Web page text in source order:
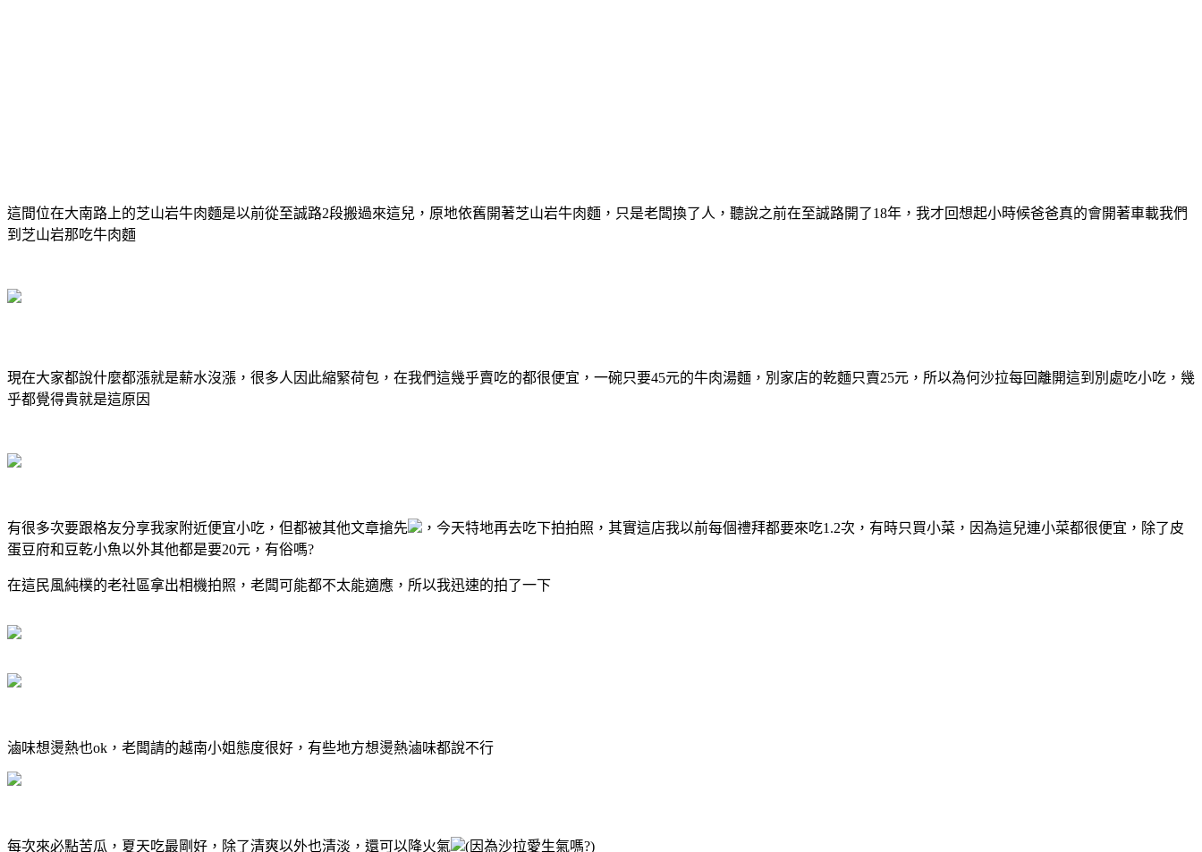
這間位在大南路上的芝山岩牛肉麵是以前從至誠路2段搬過來這兒，原地依舊開著芝山岩牛肉麵，只是老闆換了人，聽說之前在至誠路開了18年，我才回想起小時候爸爸真的會開著車載我們
到芝山岩那吃牛肉麵
現在大家都說什麼都漲就是薪水沒漲，很多人因此縮緊荷包，在我們這幾乎賣吃的都很便宜，一碗只要45元的牛肉湯麵，別家店的乾麵只賣25元，所以為何沙拉每回離開這到別處吃小吃，幾
乎都覺得貴就是這原因
有很多次要跟格友分享我家附近便宜小吃，但都被其他文章搶先
，今天特地再去吃下拍拍照，其實這店我以前每個禮拜都要來吃1.2次，有時只買小菜，因為這兒連小菜都很便宜，除了皮
蛋豆府和豆乾小魚以外其他都是要20元，有俗嗎?
在這民風純樸的老社區拿出相機拍照，老闆可能都不太能適應，所以我迅速的拍了一下
滷味想燙熱也ok，老闆請的越南小姐態度很好，有些地方想燙熱滷味都說不行
每次來必點苦瓜，夏天吃最剛好，除了清爽以外也清淡，還可以降火氣 (因為沙拉愛生氣嗎?)